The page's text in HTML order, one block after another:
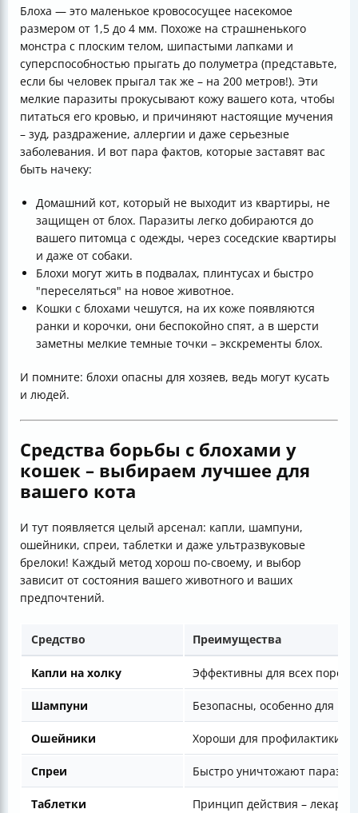
Блоха — это маленькое кровососущее насекомое
размером от 1,5 до 4 мм. Похоже на страшненького
монстра с плоским телом, шипастыми лапками и
суперспособностью прыгать до полуметра (представьте,
если бы человек прыгал так же – на 200 метров!). Эти
мелкие паразиты прокусывают кожу вашего кота, чтобы
питаться его кровью, и причиняют настоящие мучения
– зуд, раздражение, аллергии и даже серьезные
заболевания. И вот пара фактов, которые заставят вас
быть начеку:
Домашний кот, который не выходит из квартиры, не
защищен от блох. Паразиты легко добираются до
вашего питомца с одежды, через соседские квартиры
и даже от собаки.
Блохи могут жить в подвалах, плинтусах и быстро
"переселяться" на новое животное.
Кошки с блохами чешутся, на их коже появляются
ранки и корочки, они беспокойно спят, а в шерсти
заметны мелкие темные точки – экскременты блох.
И помните: блохи опасны для хозяев, ведь могут кусать
и людей.
Средства борьбы с блохами у
кошек – выбираем лучшее для
вашего кота
И тут появляется целый арсенал: капли, шампуни,
ошейники, спреи, таблетки и даже ультразвуковые
брелоки! Каждый метод хорош по-своему, и выбор
зависит от состояния вашего животного и ваших
предпочтений.
Средство Преимущества
Капли на холку Эффективны для всех пород,
Шампуни Безопасны, особенно для
Ошейники Хороши для профилактики,
Спреи Быстро уничтожают
Таблетки Принцип действия –